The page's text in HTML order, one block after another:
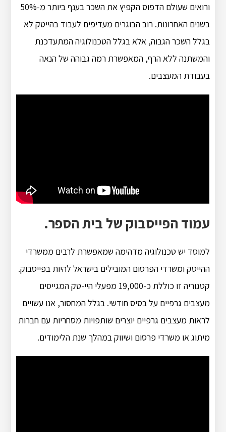
ורואים שעולם הדפוס הקפיץ את השכר בענף ביותר מ-50%
בשנים האחרונות. רוב הבוגרים מעדיפים לעבוד בהייטק לא
בגלל השכר הגבוה, אלא בגלל הטכנולוגיה המתעדכנת
והמשתנה ללא הרף, המאפשרת רמה גבוהה של הנאה
בעבודת המעצבים.
עמוד הפייסבוק של בית הספר.
למוסד יש טכנולוגיה מדהימה שמאפשרת לרבים ממשרדי
ההייטק ומשרדי הפרסום המובילים בישראל להיות בפייסבוק.
קטגוריה זו כוללת כ-19,000 מפעלי היי-טק המגייסים
מעצבים גרפיים על בסיס חודשי. בגלל המחסור, אנו עשויים
לראות מעצבים גרפיים יוצרים שותפויות מסחריות עם חברות
מיתוג או משרדי פרסום ושיווק במהלך שנת הלימודים.